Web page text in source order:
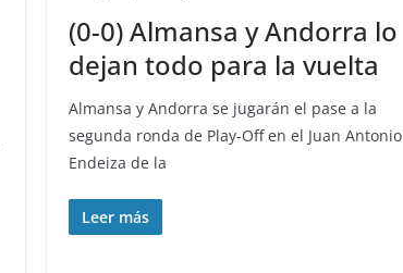
(0-0) Almansa y Andorra lo
dejan todo para la vuelta
Almansa y Andorra se jugarán el pase a la
segunda ronda de Play-Off en el Juan Antonio
Endeiza de la
Leer más